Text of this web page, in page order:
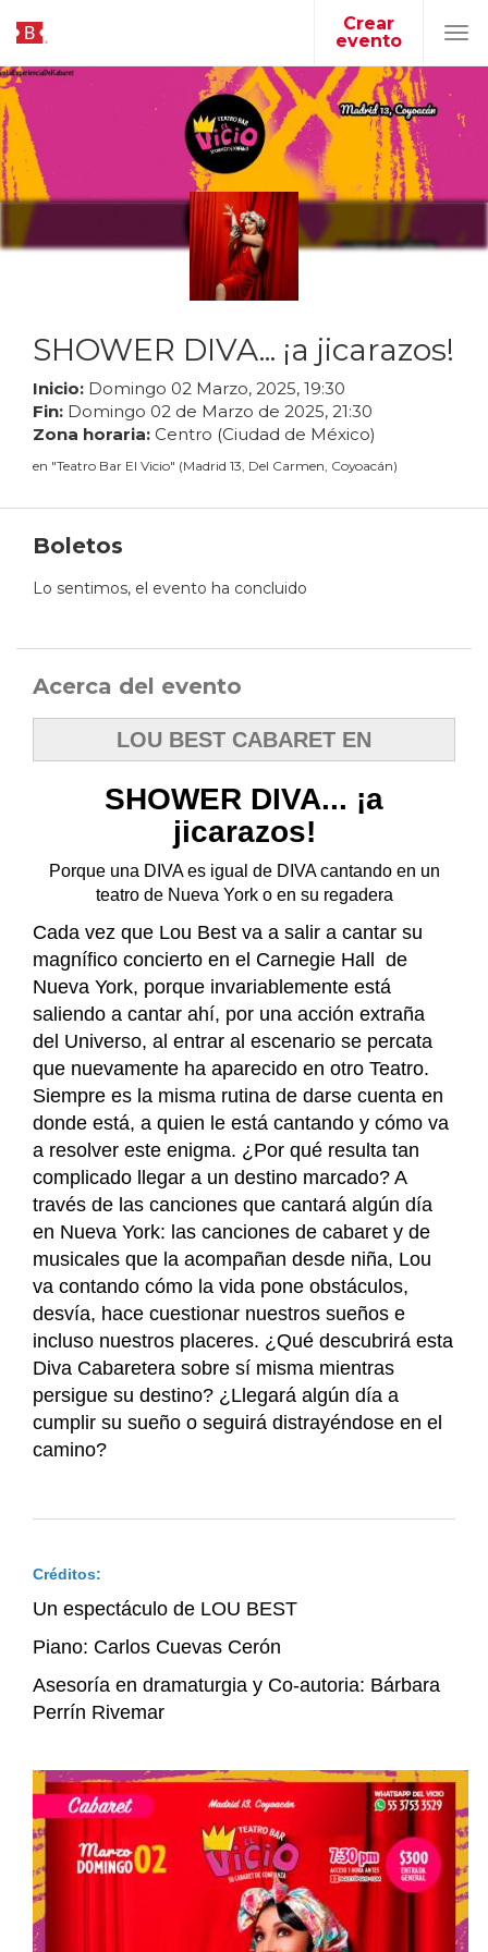
Crear
evento
SHOWER DIVA... ¡a jicarazos!
Inicio: Domingo 02 Marzo, 2025, 19:30
Fin: Domingo 02 de Marzo de 2025, 21:30
Zona horaria: Centro (Ciudad de México)
en "Teatro Bar El Vicio" (Madrid 13, Del Carmen, Coyoacán)
Boletos
Lo sentimos, el evento ha concluido
Acerca del evento
LOU BEST CABARET EN
SHOWER DIVA... ¡a
jicarazos!
Porque una DIVA es igual de DIVA cantando en un
teatro de Nueva York o en su regadera
Cada vez que Lou Best va a salir a cantar su
magnífico concierto en el Carnegie Hall de
Nueva York, porque invariablemente está
saliendo a cantar ahí, por una acción extraña
del Universo, al entrar al escenario se percata
que nuevamente ha aparecido en otro Teatro.
Siempre es la misma rutina de darse cuenta en
donde está, a quien le está cantando y cómo va
a resolver este enigma. ¿Por qué resulta tan
complicado llegar a un destino marcado? A
través de las canciones que cantará algún día
en Nueva York: las canciones de cabaret y de
musicales que la acompañan desde niña, Lou
va contando cómo la vida pone obstáculos,
desvía, hace cuestionar nuestros sueños e
incluso nuestros placeres. ¿Qué descubrirá esta
Diva Cabaretera sobre sí misma mientras
persigue su destino? ¿Llegará algún día a
cumplir su sueño o seguirá distrayéndose en el
camino?
Créditos:
Un espectáculo de LOU BEST
Piano: Carlos Cuevas Cerón
Asesoría en dramaturgia y Co-autoria: Bárbara
Perrín Rivemar